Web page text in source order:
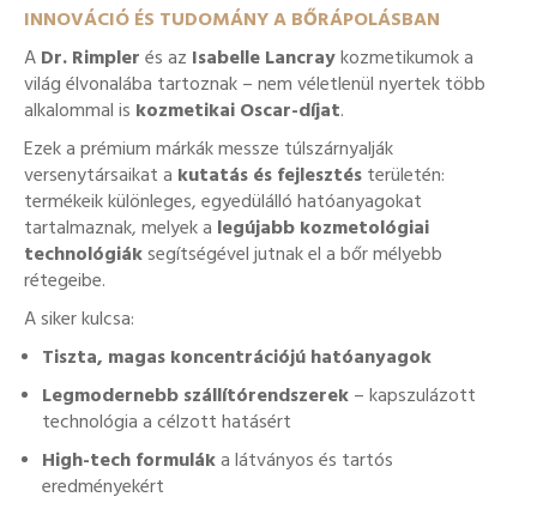
INNOVÁCIÓ ÉS TUDOMÁNY A BŐRÁPOLÁSBAN
ADr. Rimplerés az Isabelle Lancraykozmetikumok a
világ élvonalába tartoznak – nem véletlenül nyertek több
alkalommal is kozmetikai Oscar-díjat.
Ezek a prémium márkák messze túlszárnyalják
versenytársaikat a kutatás és fejlesztésterületén:
termékeik különleges, egyedülálló hatóanyagokat
tartalmaznak, melyek a legújabb kozmetológiai
technológiáksegítségével jutnak el a bőr mélyebb
rétegeibe.
A siker kulcsa:
Tiszta, magas koncentrációjú hatóanyagok
Legmodernebb szállítórendszerek– kapszulázott
technológia a célzott hatásért
High-tech formuláka látványos és tartós
eredményekért